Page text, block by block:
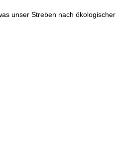
unser Streben nach ökologischer